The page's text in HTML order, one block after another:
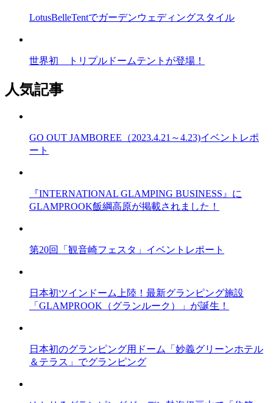
LotusBelleTentでガーデンウェディングスタイル
世界初 トリプルドームテントが登場！
人気記事
GO OUT JAMBOREE（2023.4.21～4.23)イベントレポ
ート
『INTERNATIONAL GLAMPING BUSINESS』に
GLAMPROOK飯綱高原が掲載されました！
第20回「観音崎フェスタ」イベントレポート
日本初ツインドーム上陸！最新グランピング施設
「GLAMPROOK（グランルーク）」が誕生！
日本初のグランピング用ドーム「妙義グリーンホテル
＆テラス」でグランピング